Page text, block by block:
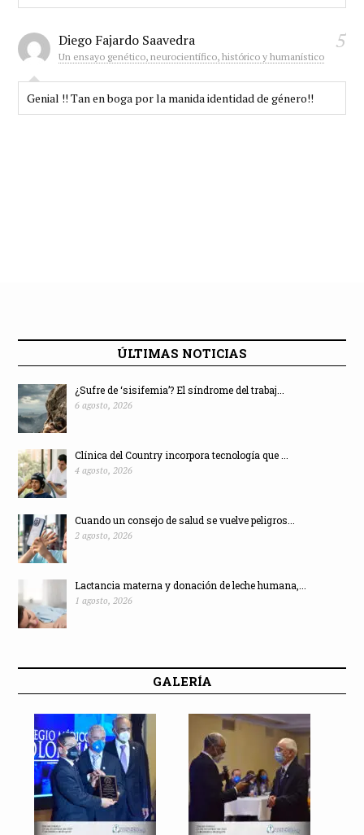
Diego Fajardo Saavedra 5
Un ensayo genético, neurocientífico, histórico y humanístico
Genial !! Tan en boga por la manida identidad de género!!
ÚLTIMAS NOTICIAS
¿Sufre de ‘sisifemia’? El síndrome del trabaj...
6 agosto, 2026
Clínica del Country incorpora tecnología que ...
4 agosto, 2026
Cuando un consejo de salud se vuelve peligros...
2 agosto, 2026
Lactancia materna y donación de leche humana,...
1 agosto, 2026
GALERÍA